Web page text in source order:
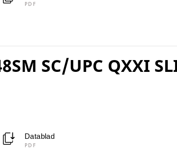
PDF
SC/UPC QXXI
Datablad
PDF